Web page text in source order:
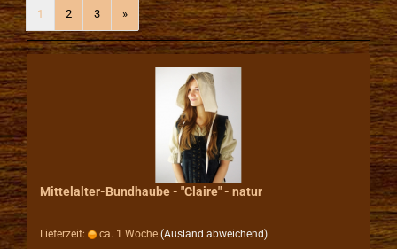
1 2 3 »
Mittelalter-Bundhaube - "Claire" - natur
Lieferzeit: ca. 1 Woche (Ausland abweichend)